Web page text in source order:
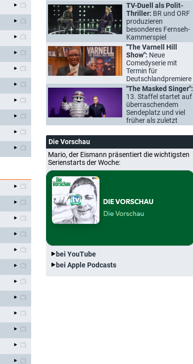
TV-Duell als Polit-
Thriller: BR und ORF
produzieren
besonderes Fernseh-
Kammerspiel
"The Varnell Hill
Show": Neue
Comedyserie mit
Termin für
Deutschlandpremiere
"The Masked Singer":
13. Staffel startet auf
überraschendem
Sendeplatz und viel
früher als zuletzt
Die Vorschau
Mario, der Eismann präsentiert die wichtigsten
Serienstarts der Woche:
bei YouTube
bei Apple Podcasts